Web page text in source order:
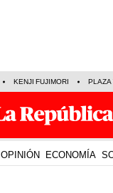
KENJI FUJIMORI PLAZA
OPINIÓN ECONOMÍA